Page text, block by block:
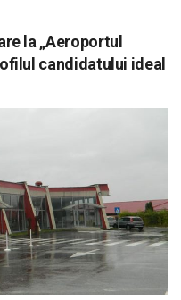
la „Aeroportul
candidatului ideal